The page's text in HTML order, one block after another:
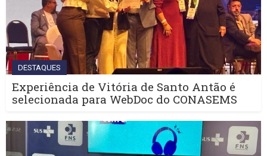
DESTAQUES
Experiência de Vitória de Santo Antão é
selecionada para WebDoc do CONASEMS